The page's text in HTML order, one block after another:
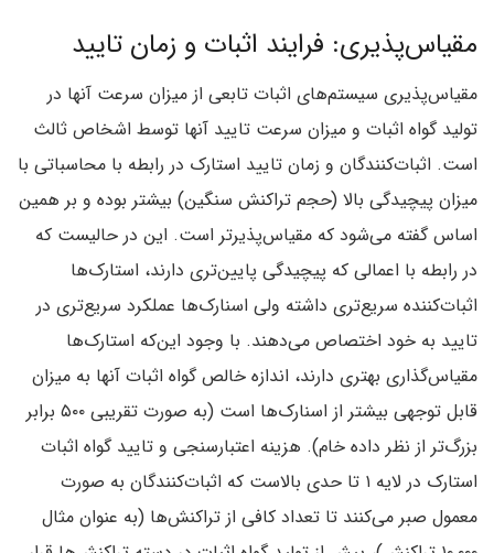
مقیاس‌پذیری‌: فرایند اثبات و زمان تایید
مقیاس‌پذیری سیستم‌های اثبات تابعی از میزان سرعت آنها در
تولید گواه اثبات و میزان سرعت تایید آنها توسط اشخاص ثالث
است. اثبات‌کنندگان و زمان تایید استارک در رابطه با محاسباتی با
میزان پیچیدگی بالا (حجم تراکنش سنگین‌) بیشتر بوده و بر همین
اساس گفته می‌شود که مقیاس‌پذیر‌تر است. این در حالیست که
در رابطه با اعمالی که پیچیدگی پایین‌تری دارند‌، استارک‌ها
اثبات‌کننده سریع‌تری داشته ولی اسنارک‌ها عملکرد سریع‌تری در
تایید به خود اختصاص می‌دهند. با وجود این‌که استارک‌ها
مقیاس‌گذاری بهتری دارند‌، اندازه خالص گواه اثبات آنها به میزان
قابل توجهی بیشتر از اسنارک‌ها است (به صورت تقریبی ۵۰۰ برابر
بزرگ‌تر از نظر داده خام‌). هزینه اعتبارسنجی و تایید گواه اثبات
استارک در لایه ۱ تا حدی بالاست که اثبات‌کنندگان به صورت
معمول صبر می‌کنند تا تعداد کافی از تراکنش‌ها (به عنوان مثال